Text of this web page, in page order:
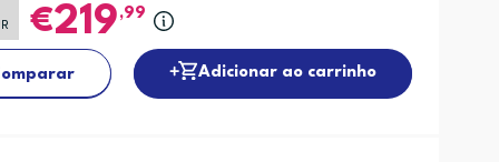
219 ,99
Adicionar ao carrinho